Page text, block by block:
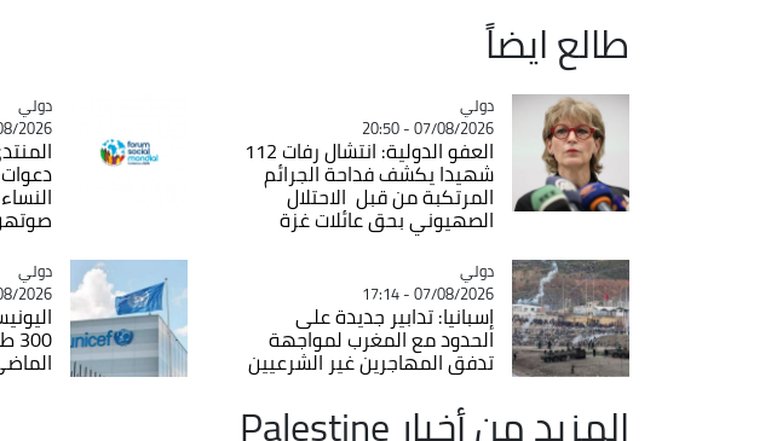
طالع ايضاً
Catégorie
دولي
07/08/2026 - 20:50
العفو الدولية: انتشال رفات 112
شهيدا يكشف فداحة الجرائم
المرتكبة من قبل الاحتلال
الصهيوني بحق عائلات غزة
Catégorie
دولي
- 18:34
Catégorie
دولي
07/08/2026 - 17:14
إسبانيا: تدابير جديدة على
الحدود مع المغرب لمواجهة
تدفق المهاجرين غير الشرعيين
Catégorie
دولي
- 08:52
المزيد من أخبار Palestine